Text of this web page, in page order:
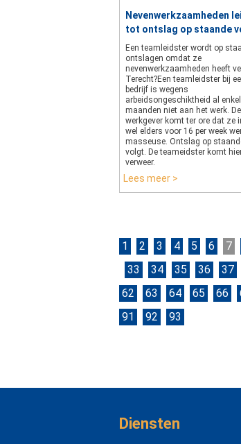
Nevenwerkzaamheden
tot ontslag op staande
Een teamleidster wordt op
ontslagen omdat ze
nevenwerkzaamheden heeft
Terecht?Een teamleidster bij
bedrijf is wegens
arbeidsongeschiktheid al
maanden niet aan het werk. De
werkgever komt ter ore dat ze
wel elders voor 16 per week
masseuse. Ontslag op
volgt. De teameidster komt
verweer.
Lees meer >
1 2 3 4 5 6 7
33
34 35 36 37
62
63 64 65 66
91
92 93
Diensten